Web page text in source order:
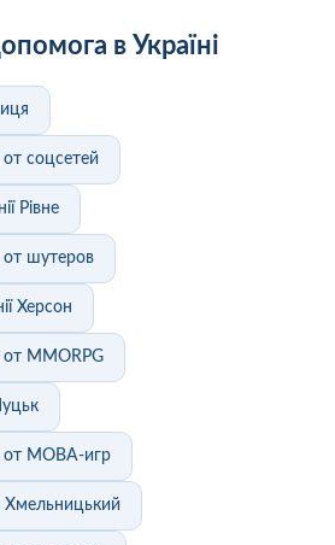
в Україні
соцсетей
Рівне
от шутеров
Херсон
MMORPG
от MOBA-игр
Хмельницький